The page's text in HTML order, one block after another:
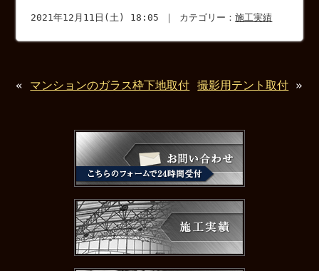
2021年12月11日(土) 18:05 ｜ カテゴリー：施工実績
« マンションのガラス枠下地取付 撮影用テント取付 »